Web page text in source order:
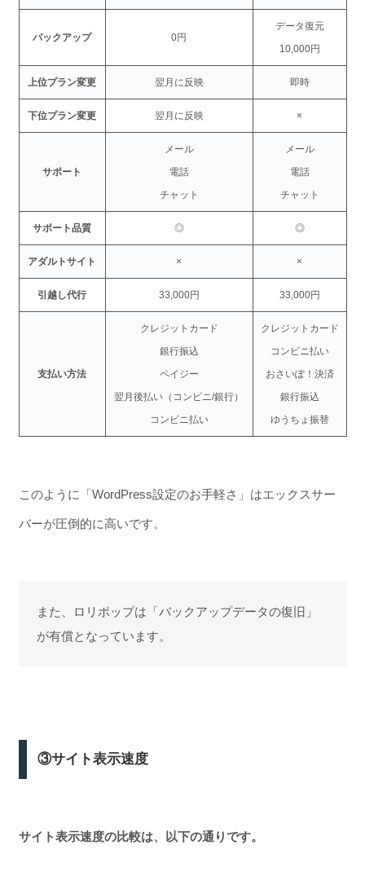
バックアップ 0円
データ復元
10,000円
上位プラン変更 翌月に反映 即時
下位プラン変更 翌月に反映 ×
サポート
メール
電話
チャット
メール
電話
チャット
サポート品質 ◎ ◎
アダルトサイト × ×
引越し代行 33,000円 33,000円
支払い方法
クレジットカード
銀行振込
ペイジー
翌月後払い（コンビニ/銀行）
コンビニ払い
クレジットカード
コンビニ払い
おさいぽ！決済
銀行振込
ゆうちょ振替
このように「WordPress設定のお手軽さ」はエックスサー
バーが圧倒的に高いです。
また、ロリポップは「バックアップデータの復旧」
が有償となっています。
③サイト表示速度
サイト表示速度の比較は、以下の通りです。